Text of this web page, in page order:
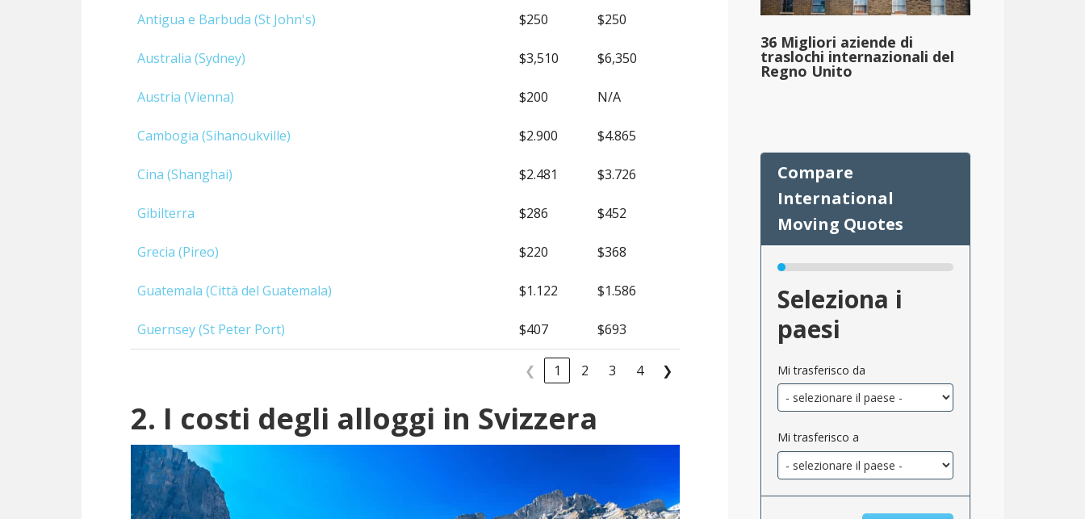
Antigua e Barbuda (St John's) $250 $250
Australia (Sydney) $3,510 $6,350
Austria (Vienna) $200 N/A
Cambogia (Sihanoukville) $2.900 $4.865
Cina (Shanghai) $2.481 $3.726
Gibilterra $286 $452
Grecia (Pireo) $220 $368
Guatemala (Città del Guatemala) $1.122 $1.586
Guernsey (St Peter Port) $407 $693
❮ 1 2 3 4 ❯
2. I costi degli alloggi in Svizzera
36 Migliori aziende di
traslochi internazionali del
Regno Unito
Seleziona i
paesi
Mi trasferisco da
Mi trasferisco a